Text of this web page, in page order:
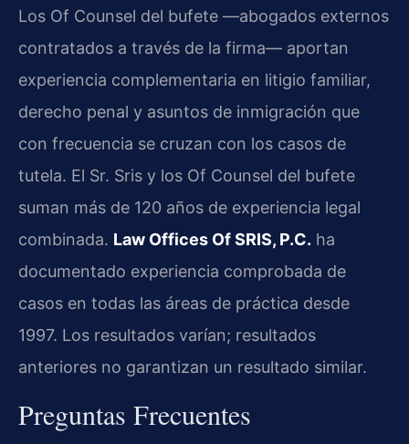
Los Of Counsel del bufete —abogados externos
contratados a través de la firma— aportan
experiencia complementaria en litigio familiar,
derecho penal y asuntos de inmigración que
con frecuencia se cruzan con los casos de
tutela. El Sr. Sris y los Of Counsel del bufete
suman más de 120 años de experiencia legal
combinada. Law Offices Of SRIS, P.C. ha
documentado experiencia comprobada de
casos en todas las áreas de práctica desde
1997. Los resultados varían; resultados
anteriores no garantizan un resultado similar.
Preguntas Frecuentes